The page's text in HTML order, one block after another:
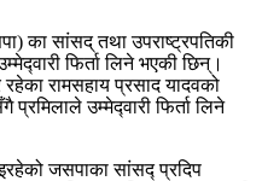
का सांसद् तथा उपराष्ट्रपतिकी
फिर्ता लिने भएकी छिन्।
रहेका रामसहाय प्रसाद यादवको
प्रमिलाले उम्मेद्‍वारी फिर्ता लिने
जसपाका सांसद्‍ प्रदिप